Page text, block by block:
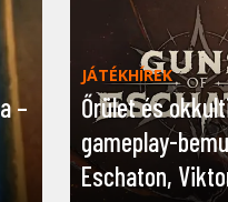
–
JÁTÉKHÍREK
Őrület és
gameplay-
Eschaton,